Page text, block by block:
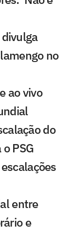
no
ao vivo
do
PSG
entre
e